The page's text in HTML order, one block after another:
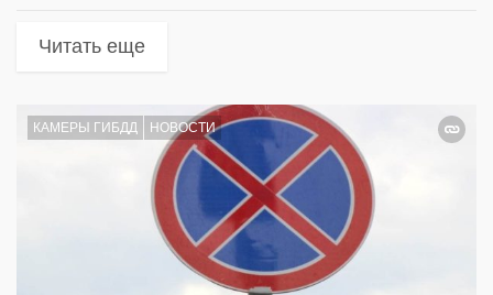
Читать еще
КАМЕРЫ ГИБДД НОВОСТИ